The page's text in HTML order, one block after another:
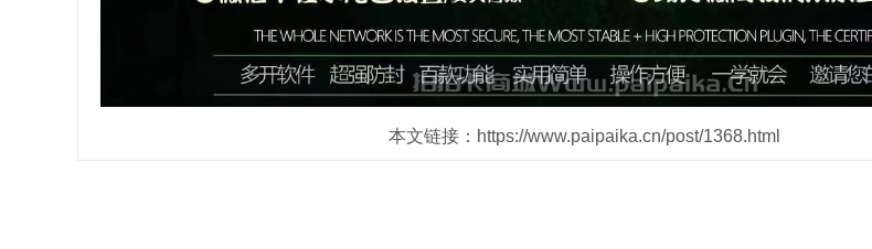
本文链接：https://www.paipaika.cn/post/1368.html